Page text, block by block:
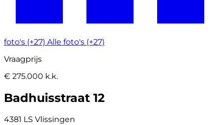
foto's (+27) Alle foto's (+27)
Vraagprijs
€ 275.000 k.k.
Badhuisstraat 12
4381 LS Vlissingen